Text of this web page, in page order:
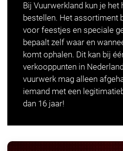
Bij Vuurwerkland kun je het
bestellen. Het assortiment
voor feestjes en speciale
bepaalt zelf waar en
komt ophalen. Dit kan bij
verkooppunten in
vuurwerk mag alleen
iemand met een
dan 16 jaar!